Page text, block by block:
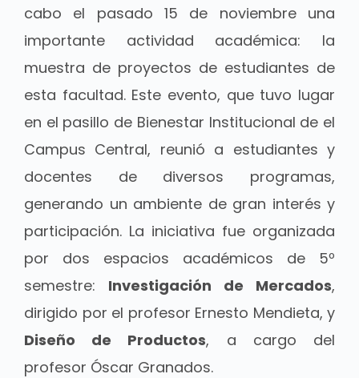
cabo el pasado 15 de noviembre una
importante actividad académica: la
muestra de proyectos de estudiantes de
esta facultad. Este evento, que tuvo lugar
en el pasillo de Bienestar Institucional de el
Campus Central, reunió a estudiantes y
docentes de diversos programas,
generando un ambiente de gran interés y
participación. La iniciativa fue organizada
por dos espacios académicos de 5º
semestre: Investigación de Mercados,
dirigido por el profesor Ernesto Mendieta, y
Diseño de Productos, a cargo del
profesor Óscar Granados.